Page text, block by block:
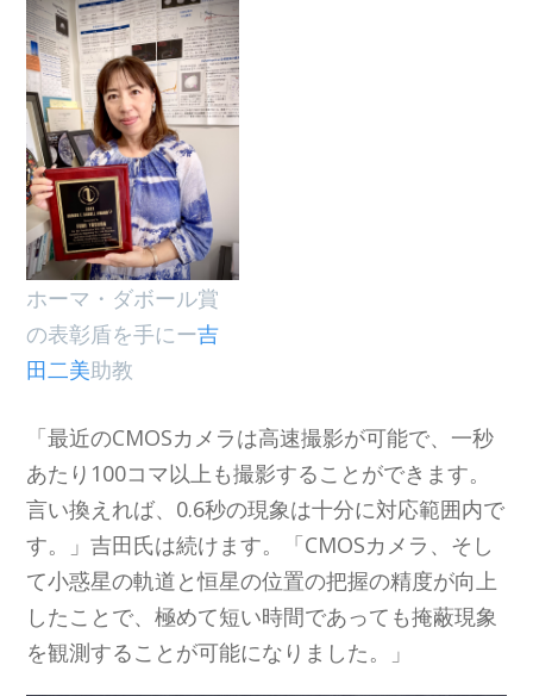
ホーマ・ダボール賞
の表彰盾を手にー吉
田二美助教
「最近のCMOSカメラは高速撮影が可能で、一秒
あたり100コマ以上も撮影することができます。
言い換えれば、0.6秒の現象は十分に対応範囲内で
す。」吉田氏は続けます。「CMOSカメラ、そし
て小惑星の軌道と恒星の位置の把握の精度が向上
したことで、極めて短い時間であっても掩蔽現象
を観測することが可能になりました。」